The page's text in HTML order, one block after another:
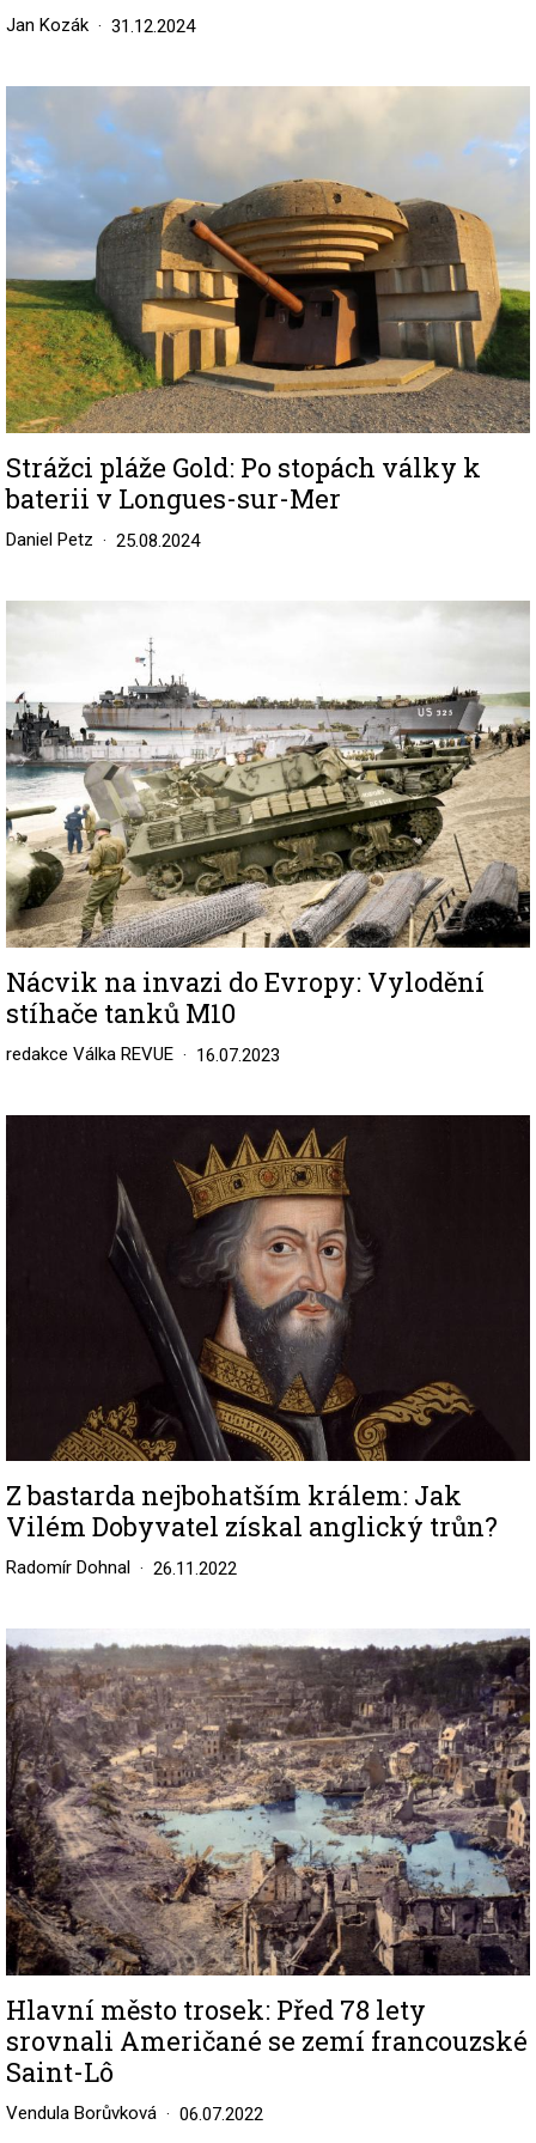
Jan Kozák 31.12.2024
Strážci pláže Gold: Po stopách války k
baterii v Longues-sur-Mer
Daniel Petz 25.08.2024
Image
Nácvik na invazi do Evropy: Vylodění
stíhače tanků M10
redakce Válka REVUE 16.07.2023
Z bastarda nejbohatším králem: Jak
Vilém Dobyvatel získal anglický trůn?
Radomír Dohnal 26.11.2022
Image
Hlavní město trosek: Před 78 lety
srovnali Američané se zemí francouzské
Saint-Lô
Vendula Borůvková 06.07.2022